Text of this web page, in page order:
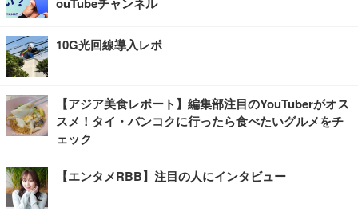
10G光回線導入レポ
【アジア美食レポート】編集部注目のYouTuberがオス
スメ！タイ・バンコクに行ったら食べたいグルメをチ
ェック
【エンタメRBB】注目の人にインタビュー